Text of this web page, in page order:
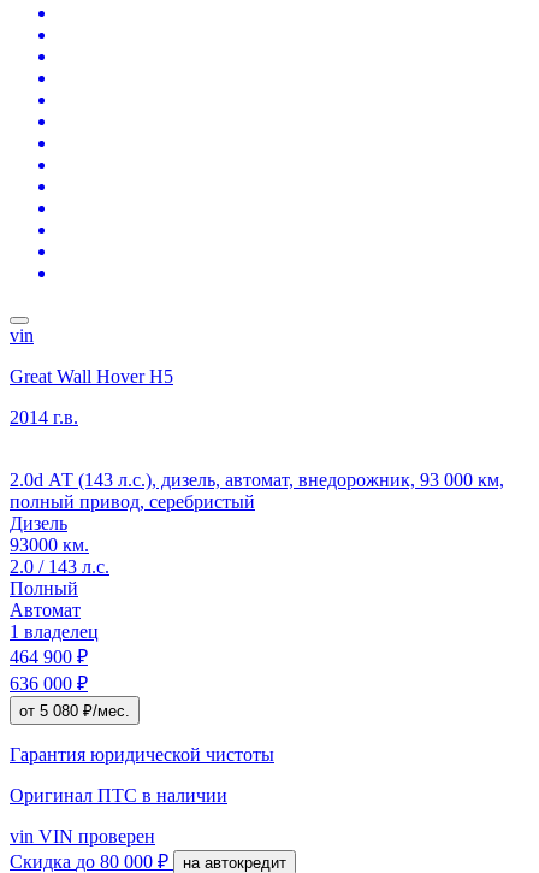
vin
Great Wall Hover H5
2014 г.в.
2.0d АТ (143 л.с.), дизель, автомат, внедорожник, 93 000 км,
полный привод, серебристый
Дизель
93000 км.
2.0 / 143 л.с.
Полный
Автомат
1 владелец
464 900 ₽
636 000 ₽
от 5 080 ₽/мес.
Гарантия юридической чистоты
Оригинал ПТС в наличии
vin VIN проверен
Скидка до 80 000 ₽ на автокредит